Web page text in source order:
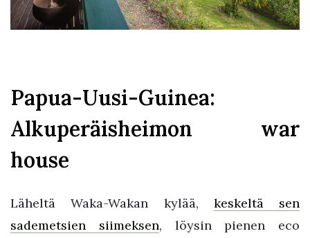
Papua-Uusi-Guinea:
Alkuperäisheimon war
house
Läheltä Waka-Wakan kylää, keskeltä sen
sademetsien siimeksen, löysin pienen eco